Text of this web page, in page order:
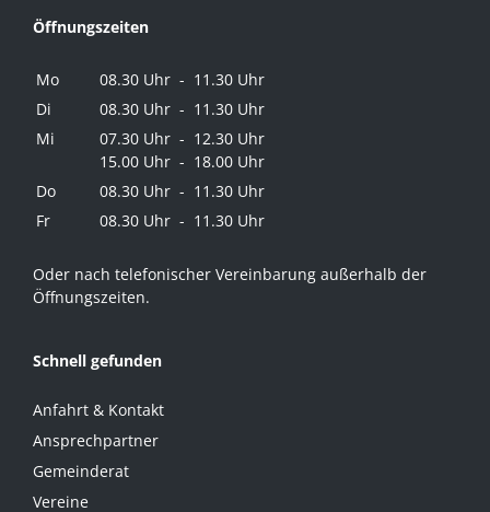
Öffnungszeiten
Mo
08.30 Uhr - 11.30 Uhr
Di
08.30 Uhr - 11.30 Uhr
Mi
07.30 Uhr - 12.30 Uhr
15.00 Uhr - 18.00 Uhr
Do
08.30 Uhr - 11.30 Uhr
Fr
08.30 Uhr - 11.30 Uhr
Oder nach telefonischer Vereinbarung außerhalb der
Öffnungszeiten.
Schnell gefunden
Anfahrt & Kontakt
Ansprechpartner
Gemeinderat
Vereine